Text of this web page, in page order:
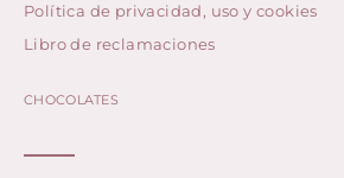
Política de privacidad, uso y cookies
Libro de reclamaciones
CHOCOLATES